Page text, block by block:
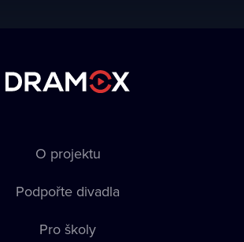
O projektu
Podpořte divadla
Pro školy